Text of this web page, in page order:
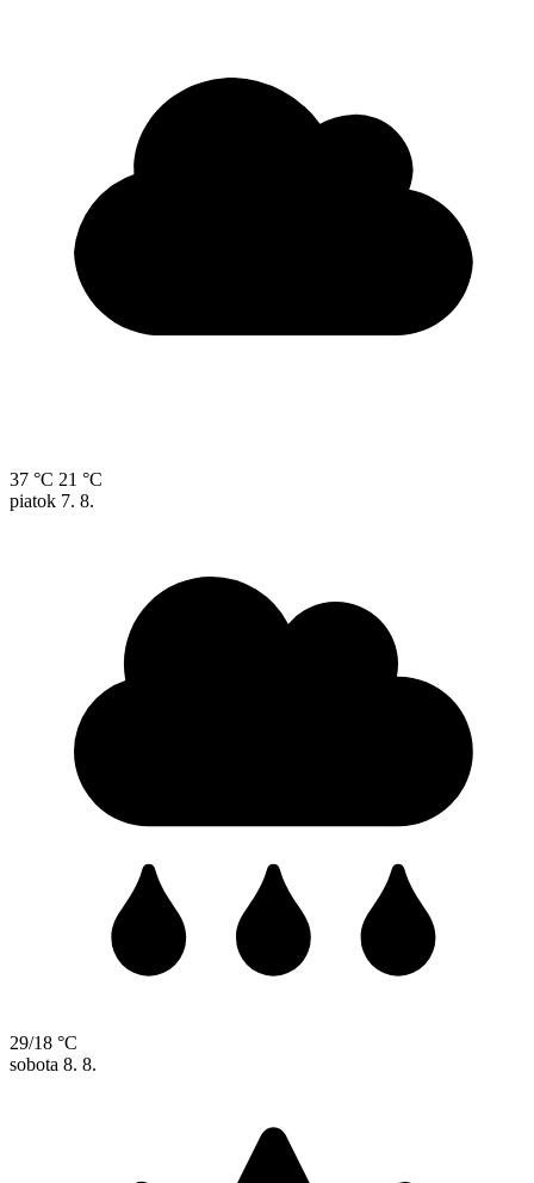
37 °C 21 °C
piatok 7. 8.
29/18 °C
sobota 8. 8.